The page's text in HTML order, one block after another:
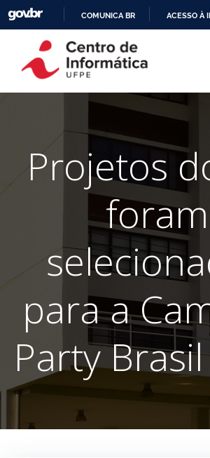
CONTEÚDO
COMUNICA BR ACESSO À
Projetos
foram
para a
Party